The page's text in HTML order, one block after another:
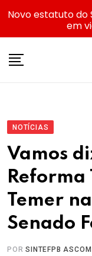
NOTÍCIAS
Vamos
Temer
Senado
PORSINTEFPB ASCOM
Novo estatuto do
em